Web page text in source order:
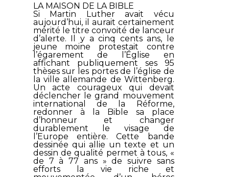
LA MAISON DE LA BIBLE
Si Martin Luther avait vécu
aujourd’hui, il aurait certainement
mérité le titre convoité de lanceur
d’alerte. Il y a cinq cents ans, le
jeune moine protestait contre
l’égarement de l’Église en
affichant publiquement ses 95
thèses sur les portes de l’église de
la ville allemande de Wittenberg.
Un acte courageux qui devait
déclencher le grand mouvement
international de la Réforme,
redonner à la Bible sa place
d’honneur et changer
durablement le visage de
l’Europe entière. Cette bande
dessinée qui allie un texte et un
dessin de qualité permet à tous, «
de 7 à 77 ans » de suivre sans
efforts la vie riche et